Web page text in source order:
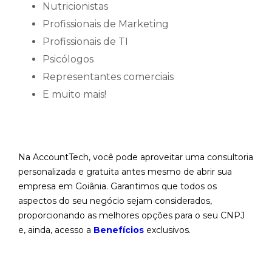
Nutricionistas
Profissionais de Marketing
Profissionais de TI
Psicólogos
Representantes comerciais
E muito mais!
Na AccountTech, você pode aproveitar uma consultoria
personalizada e gratuita antes mesmo de abrir sua
empresa em Goiânia. Garantimos que todos os
aspectos do seu negócio sejam considerados,
proporcionando as melhores opções para o seu CNPJ
e, ainda, acesso a Benefícios exclusivos.